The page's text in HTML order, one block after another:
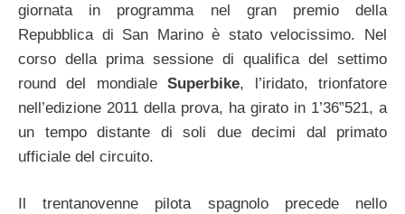
giornata in programma nel gran premio della
Repubblica di San Marino è stato velocissimo. Nel
corso della prima sessione di qualifica del settimo
round del mondialeSuperbike, l’iridato, trionfatore
nell’edizione 2011 della prova, ha girato in 1’36”521, a
un tempo distante di soli due decimi dal primato
ufficiale del circuito.
Il trentanovenne pilota spagnolo precede nello